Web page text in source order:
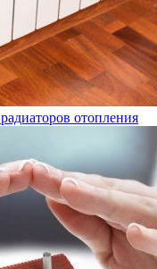
отопления